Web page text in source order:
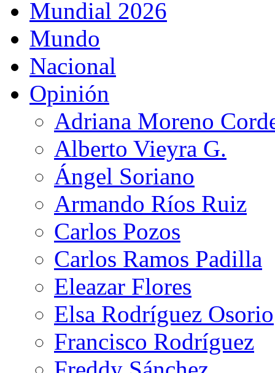
Mundial 2026
Mundo
Nacional
Opinión
Adriana Moreno
Alberto Vieyra G.
Ángel Soriano
Armando Ríos Ruiz
Carlos Pozos
Carlos Ramos Padilla
Eleazar Flores
Elsa Rodríguez Osorio
Francisco Rodríguez